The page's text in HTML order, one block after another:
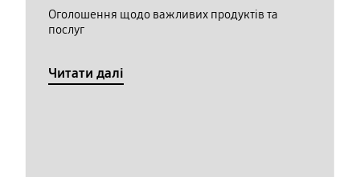
Оголошення щодо важливих продуктів та
послуг
Читати далі